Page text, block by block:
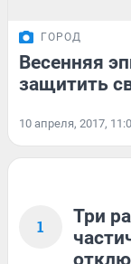
ГОРОД
Весенняя
защитить
10 апреля, 2017,
1
Три